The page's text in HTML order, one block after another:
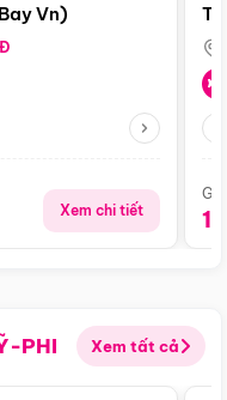
Vn)
Xem chi tiết
PHI Xem tất cả
Điểm nổi bật